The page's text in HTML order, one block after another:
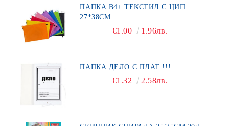
ПАПКА В4+ ТЕКСТИЛ С ЦИП
27*38СМ
€1.00 1.96лв.
ПАПКА ДЕЛО С ПЛАТ !!!
€1.32 2.58лв.